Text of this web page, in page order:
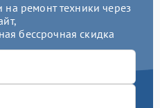
ремонт техники через
бессрочная скидка